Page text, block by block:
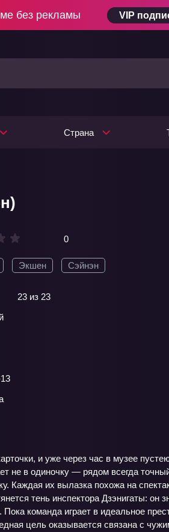
без рекламы VIP
Страна
0
Экшен Сэйнэн
23 из 23
и уже через час в музее
не в одиночку — рядом всегда
Каждая их вылазка похожа на
тень инспектора Дзэнигаты:
Пока команда играет в идеальное
цель оказывается связана с